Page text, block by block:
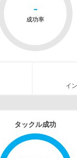
-
成功率
イ
タックル成功